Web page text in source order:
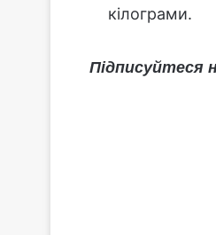
кілограми.
Підписуйтеся